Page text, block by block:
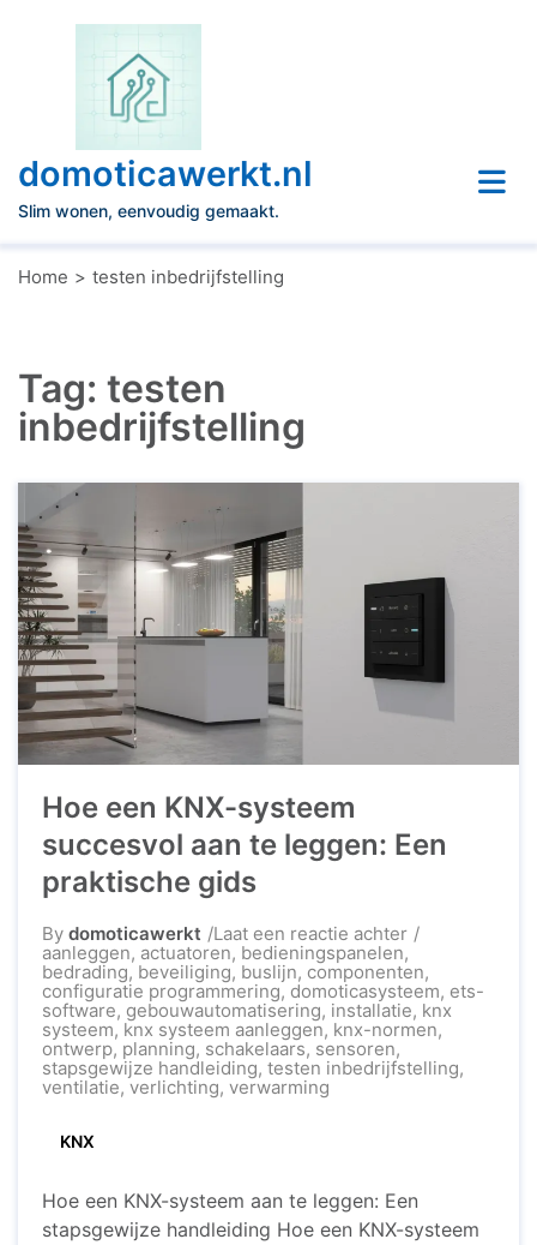
domoticawerkt.nl
Slim wonen, eenvoudig gemaakt.
Home testen inbedrijfstelling
Tag: testen
inbedrijfstelling
Hoe een KNX-systeem
succesvol aan te leggen: Een
praktische gids
By domoticawerkt Laat een reactie achterop
Hoe
een
KNX-
systeem
succesvol
te
leggen:
aanleggen, actuatoren, bedieningspanelen,
bedrading, beveiliging, buslijn, componenten,
configuratie programmering, domoticasysteem, ets-
software, gebouwautomatisering, installatie, knx
systeem, knx systeem aanleggen, knx-normen,
ontwerp, planning, schakelaars, sensoren,
stapsgewijze handleiding, testen inbedrijfstelling,
ventilatie, verlichting, verwarming
KNX
Hoe een KNX-systeem aan te leggen: Een
stapsgewijze handleiding Hoe een KNX-systeem